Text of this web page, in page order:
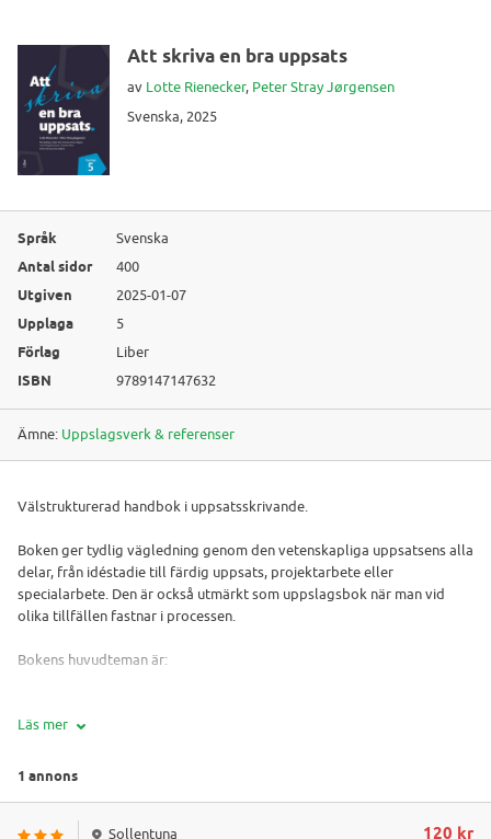
Att skriva en bra uppsats
av Lotte Rienecker, Peter Stray Jørgensen
Svenska, 2025
Språk Svenska
Antal sidor 400
Utgiven 2025-01-07
Upplaga 5
Förlag Liber
ISBN 9789147147632
Ämne: Uppslagsverk & referenser
Välstrukturerad handbok i uppsatsskrivande.
Boken ger tydlig vägledning genom den vetenskapliga uppsatsens alla
delar, från idéstadie till färdig uppsats, projektarbete eller
specialarbete. Den är också utmärkt som uppslagsbok när man vid
olika tillfällen fastnar i processen.
Bokens huvudteman är:
skrivprocessen vid självständiga uppsats-, projekt- och
problemformulering
litteratur- och informationssökning
källor och empiri till uppsatsen
Läs mer
1 annons
Sollentuna